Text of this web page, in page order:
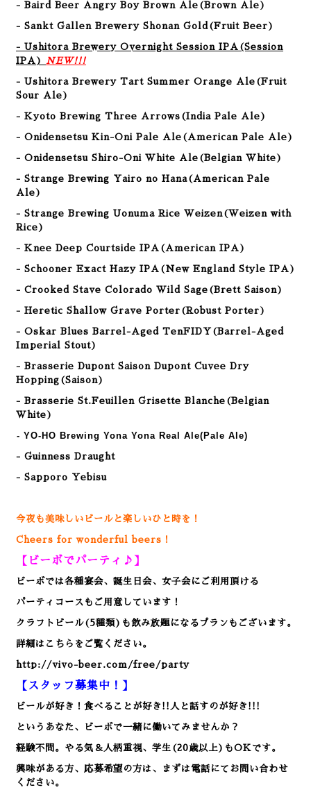
- Baird Beer Angry Boy Brown Ale(Brown Ale)
- Sankt Gallen Brewery Shonan Gold(Fruit Beer)
- Ushitora Brewery Overnight Session IPA (Session
IPA) NEW!!!
- Ushitora Brewery Tart Summer Orange Ale (Fruit
Sour Ale)
- Kyoto Brewing Three Arrows (India Pale Ale)
- Onidensetsu Kin-Oni Pale Ale (American Pale Ale)
- Onidensetsu Shiro-Oni White Ale (Belgian White)
- Strange Brewing Yairo no Hana(American Pale
Ale)
- Strange Brewing Uonuma Rice Weizen(Weizen with
Rice)
- Knee Deep Courtside IPA(American IPA)
- Schooner Exact Hazy IPA(New England Style IPA)
- Crooked Stave Colorado Wild Sage(Brett Saison)
- Heretic Shallow Grave Porter(Robust Porter)
- Oskar Blues Barrel-Aged TenFIDY(Barrel-Aged
Imperial Stout)
- Brasserie Dupont Saison Dupont Cuvee Dry
Hopping(Saison)
- Brasserie St.Feuillen Grisette Blanche(Belgian
White)
- YO-HO Brewing Yona Yona Real Ale(Pale Ale)
- Guinness Draught
- Sapporo Yebisu
今夜も美味しいビールと楽しいひと時を！
Cheers for wonderful beers！
【ビーボでパーティ♪】
ビーボでは各種宴会、誕生日会、女子会にご利用頂ける
パーティコースもご用意しています！
クラフトビール(5種類)も飲み放題になるプランもございます。
詳細はこちらをご覧ください。
http://vivo-beer.com/free/party
【スタッフ募集中！】
ビールが好き！食べることが好き!!人と話すのが好き!!!
というあなた、ビーボで一緒に働いてみませんか？
経験不問。やる気＆人柄重視、学生(20歳以上)もOKです。
興味がある方、応募希望の方は、まずは電話にてお問い合わせ
ください。